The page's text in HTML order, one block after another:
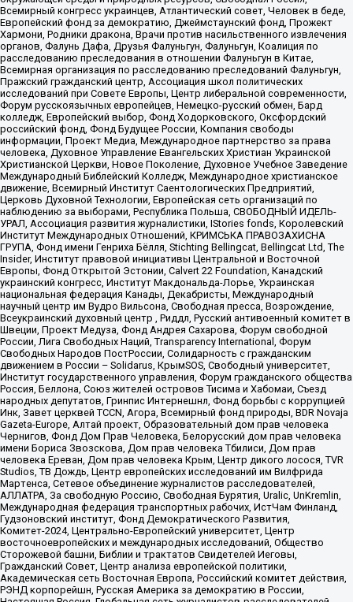
Всемирный конгресс украинцев, Атлантический совет, Человек в беде,
Европейский фонд за демократию, Джеймстаунский фонд, Прожект
Хармони, Родники дракона, Врачи против насильственного извлечения
органов, Фалунь Дафа, Друзья Фалуньгун, Фалуньгун, Коалиция по
расследованию преследования в отношении Фалуньгун в Китае,
Всемирная организация по расследованию преследований Фалуньгун,
Пражский гражданский центр, Ассоциация школ политических
исследований при Совете Европы, Центр либеральной современности,
Форум русскоязычных европейцев, Немецко-русский обмен, Бард
колледж, Европейский выбор, Фонд Ходорковского, Оксфордский
российский фонд, Фонд Будущее России, Компания свободы
информации, Проект Медиа, Международное партнерство за права
человека, Духовное Управление Евангельских Христиан Украинской
Христианской Церкви, Новое Поколение, Духовное Учебное Заведение
Международный Библейский Колледж, Международное христианское
движение, Всемирный Институт Саентологических Предприятий,
Церковь Духовной Технологии, Европейская сеть организаций по
наблюдению за выборами, Республика Польша, СВОБОДНЫЙ ИДЕЛЬ-
УРАЛ, Ассоциация развития журналистики, IStories fonds, Королевский
Институт Международных Отношений, КРИМСЬКА ПРАВОЗАХИСНА
ГРУПА, Фонд имени Генриха Бёлля, Stichting Bellingcat, Bellingcat Ltd, The
Insider, Институт правовой инициативы Центральной и Восточной
Европы, Фонд Открытой Эстонии, Calvert 22 Foundation, Канадский
украинский конгресс, Институт Макдональда-Лорье, Украинская
национальная федерация Канады, Декабристы, Международный
научный центр им Вудро Вильсона, Свободная пресса, Возрождение,
Всеукраинский духовный центр , Риддл, Русский антивоенный комитет в
Швеции, Проект Медуза, Фонд Андрея Сахарова, Форум свободной
России, Лига Свободных Наций, Transparеncy International, Форум
Свободных Народов ПостРоссии, Солидарность с гражданским
движением в России – Solidarus, КрымSOS, Свободный университет,
Институт государственного управления, Форум гражданского общества
Россия, Беллона, Союз жителей островов Тисима и Хабомаи, Съезд
народных депутатов, Гринпис Интернешнл, Фонд борьбы с коррупцией
Инк, Завет церквей TCCN, Агора, Всемирный фонд природы, BDR Novaja
Gazeta-Europe, Алтай проект, Образовательный дом прав человека
Чернигов, Фонд Дом Прав Человека, Белорусский дом прав человека
имени Бориса Звозскова, Дом прав человека Тбилиси, Дом прав
человека Ереван, Дом прав человека Крым, Центр дикого лосося, TVR
Studios, ТВ Дождь, Центр европейских исследований им Вилфрида
Мартенса, Сетевое объединение журналистов расследователей,
АЛЛАТРА, За свободную Россию, Свободная Бурятия, Uralic, UnKremlin,
Международная федерация транспортных рабочих, ИстЧам Финланд,
Гудзоновский институт, Фонд Демократического Развития,
Комитет-2024, Центрально-Европейский университет, Центр
восточноевропейских и международных исследований, Общество
Сторожевой башни, Библии и трактатов Свидетелей Иеговы,
Гражданский Совет, Центр анализа европейской политики,
Академическая сеть Восточная Европа, Российский комитет действия,
РЭНД корпорейшн, Русская Америка за демократию в России,